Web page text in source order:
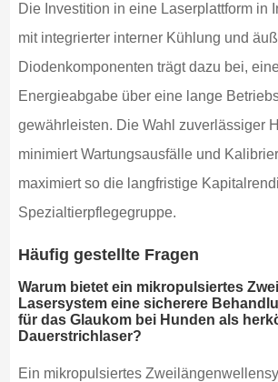
Die Investition in eine Laserplattform in
mit integrierter interner Kühlung und
Diodenkomponenten trägt dazu bei,
Energieabgabe über eine lange
gewährleisten. Die Wahl zuverlässiger
minimiert Wartungsausfälle und
maximiert so die langfristige
Spezialtierpflegegruppe.
Häufig gestellte Fragen
Warum bietet ein mikropulsiertes
Lasersystem eine sicherere
für das Glaukom bei Hunden als
Dauerstrichlaser?
Ein mikropulsiertes